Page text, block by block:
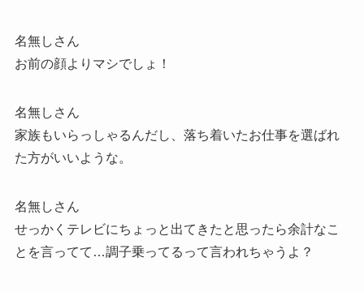
名無しさん
お前の顔よりマシでしょ！
名無しさん
家族もいらっしゃるんだし、落ち着いたお仕事を選ばれ
た方がいいような。
名無しさん
せっかくテレビにちょっと出てきたと思ったら余計なこ
とを言ってて…調子乗ってるって言われちゃうよ？